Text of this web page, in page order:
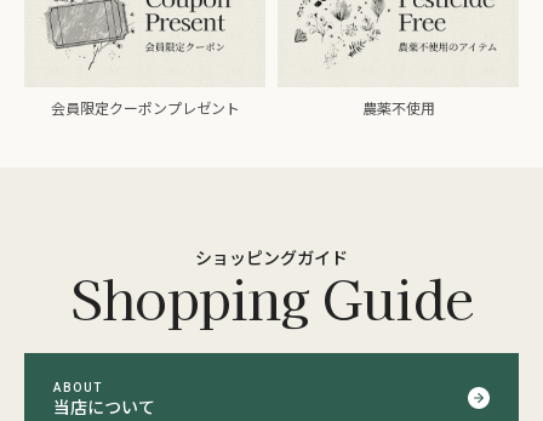
会員限定クーポンプレゼント 農薬不使用
ショッピングガイド
Shopping Guide
ABOUT
当店について